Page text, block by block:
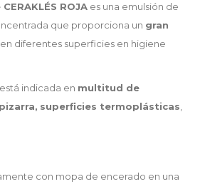
ROJAes una emulsión de
que proporciona un gran
diferentes superficies en higiene
indicada en multitud de
pizarra, superficies termoplásticas
con mopa de encerado en una